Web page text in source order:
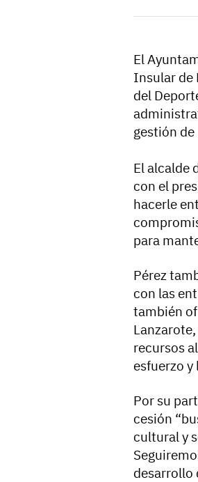
El
Insular de
del
gestión
El alcalde
con el
hacerle
para
Pérez
con las
también
recursos
esfuerzo
Por su
cesión
cultural y
desarrollo